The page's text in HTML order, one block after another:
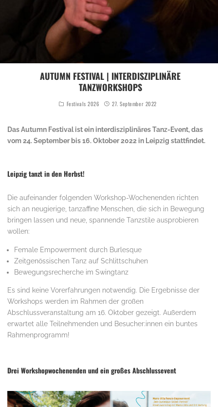
AUTUMN FESTIVAL | INTERDISZIPLINÄRE
TANZWORKSHOPS
Festivals 2026 27. September 2022
Das Autumn Festival ist ein interdisziplinäres Tanz-Event, das
vom 24. September bis 16. Oktober 2022 in Leipzig stattfindet.
Leipzig tanzt in den Herbst!
Die aufeinander folgenden Workshop-Wochenenden richten
sich an neugierige, tanzaffine Menschen, die sich in Bewegung
bringen lassen und neue, spannende Tanzstile ausprobieren
wollen:
Female Empowerment durch Burlesque
Zeitgenössischen Tanz auf Schlittschuhen
Bewegungsrecherche im Swingtanz
Es sind keine Vorerfahrungen notwendig. Die Ergebnisse der
Workshops werden im Rahmen der großen
Abschlussveranstaltung am 16. Oktober gezeigt. Außerdem
erwartet alle Teilnehmenden und Besucher:innen ein buntes
Rahmenprogramm!
Drei Workshopwochenenden und ein großes Abschlussevent